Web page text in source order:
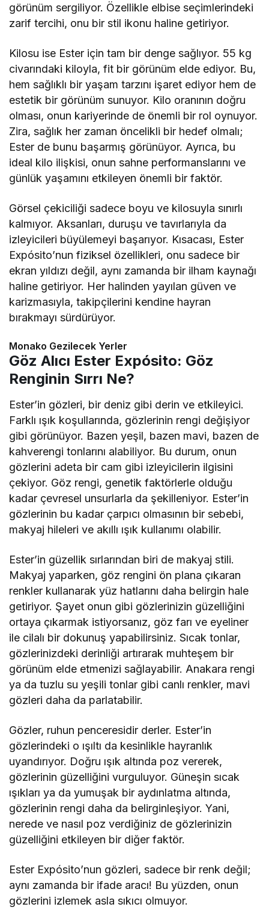
görünüm sergiliyor. Özellikle elbise seçimlerindeki
zarif tercihi, onu bir stil ikonu haline getiriyor.
Kilosu ise Ester için tam bir denge sağlıyor. 55 kg
civarındaki kiloyla, fit bir görünüm elde ediyor. Bu,
hem sağlıklı bir yaşam tarzını işaret ediyor hem de
estetik bir görünüm sunuyor. Kilo oranının doğru
olması, onun kariyerinde de önemli bir rol oynuyor.
Zira, sağlık her zaman öncelikli bir hedef olmalı;
Ester de bunu başarmış görünüyor. Ayrıca, bu
ideal kilo ilişkisi, onun sahne performanslarını ve
günlük yaşamını etkileyen önemli bir faktör.
Görsel çekiciliği sadece boyu ve kilosuyla sınırlı
kalmıyor. Aksanları, duruşu ve tavırlarıyla da
izleyicileri büyülemeyi başarıyor. Kısacası, Ester
Expósito’nun fiziksel özellikleri, onu sadece bir
ekran yıldızı değil, aynı zamanda bir ilham kaynağı
haline getiriyor. Her halinden yayılan güven ve
karizmasıyla, takipçilerini kendine hayran
bırakmayı sürdürüyor.
Monako Gezilecek Yerler
Göz Alıcı Ester Expósito: Göz
Renginin Sırrı Ne?
Ester’in gözleri, bir deniz gibi derin ve etkileyici.
Farklı ışık koşullarında, gözlerinin rengi değişiyor
gibi görünüyor. Bazen yeşil, bazen mavi, bazen de
kahverengi tonlarını alabiliyor. Bu durum, onun
gözlerini adeta bir cam gibi izleyicilerin ilgisini
çekiyor. Göz rengi, genetik faktörlerle olduğu
kadar çevresel unsurlarla da şekilleniyor. Ester’in
gözlerinin bu kadar çarpıcı olmasının bir sebebi,
makyaj hileleri ve akıllı ışık kullanımı olabilir.
Ester’in güzellik sırlarından biri de makyaj stili.
Makyaj yaparken, göz rengini ön plana çıkaran
renkler kullanarak yüz hatlarını daha belirgin hale
getiriyor. Şayet onun gibi gözlerinizin güzelliğini
ortaya çıkarmak istiyorsanız, göz farı ve eyeliner
ile cilalı bir dokunuş yapabilirsiniz. Sıcak tonlar,
gözlerinizdeki derinliği artırarak muhteşem bir
görünüm elde etmenizi sağlayabilir. Anakara rengi
ya da tuzlu su yeşili tonlar gibi canlı renkler, mavi
gözleri daha da parlatabilir.
Gözler, ruhun penceresidir derler. Ester’in
gözlerindeki o ışıltı da kesinlikle hayranlık
uyandırıyor. Doğru ışık altında poz vererek,
gözlerinin güzelliğini vurguluyor. Güneşin sıcak
ışıkları ya da yumuşak bir aydınlatma altında,
gözlerinin rengi daha da belirginleşiyor. Yani,
nerede ve nasıl poz verdiğiniz de gözlerinizin
güzelliğini etkileyen bir diğer faktör.
Ester Expósito’nun gözleri, sadece bir renk değil;
aynı zamanda bir ifade aracı! Bu yüzden, onun
gözlerini izlemek asla sıkıcı olmuyor.